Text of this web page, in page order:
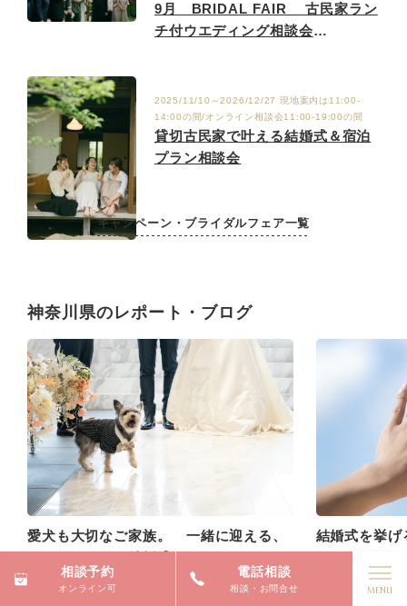
9月 BRIDAL FAIR 古民家ラン
チ付ウエディング相談会
2025/11/10～2026/12/27 現地案内は11:00-
14:00の間/オンライン相談会11:00-19:00の間
貸切古民家で叶える結婚式＆宿泊
プラン相談会
キャンペーン・ブライダルフェア一覧
神奈川県のレポート・ブログ
愛犬も大切なご家族。 一緒に迎える、
2026.07.09 #挙式のみ #フォトウェディング #
結婚式を挙
2026.06.18 #
相談予約
オンライン可
電話相談
相談・お問合せ